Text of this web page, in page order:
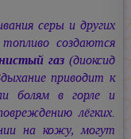
серы и других
создаются
газ (диоксид
приводит к
болям в горле и
лёгких.
на кожу, могут